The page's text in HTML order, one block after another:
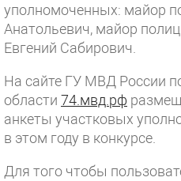
уполномоченных: майор
Анатольевич, майор
Евгений Сабирович.
На сайте ГУ МВД России
области 74.мвд.рф
анкеты участковых
в этом году в конкурсе.
Для того чтобы